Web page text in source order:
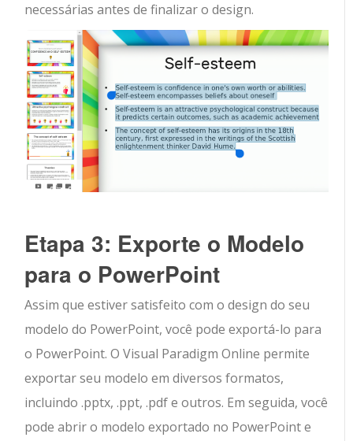
necessárias antes de finalizar o design.
Etapa 3: Exporte o Modelo
para o PowerPoint
Assim que estiver satisfeito com o design do seu
modelo do PowerPoint, você pode exportá-lo para
o PowerPoint. O Visual Paradigm Online permite
exportar seu modelo em diversos formatos,
incluindo .pptx, .ppt, .pdf e outros. Em seguida, você
pode abrir o modelo exportado no PowerPoint e